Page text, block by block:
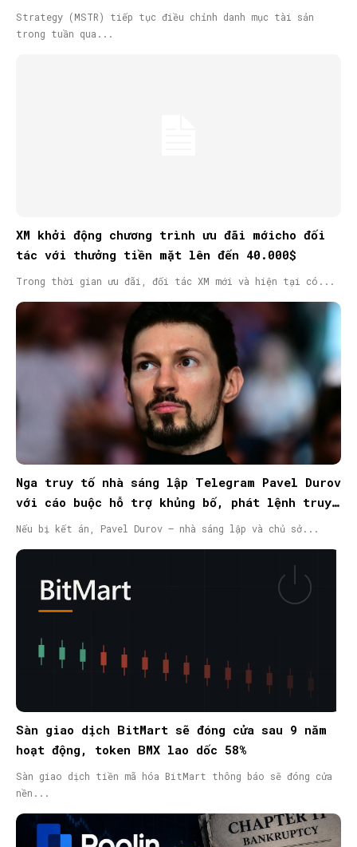
Strategy (MSTR) tiếp tục điều chỉnh danh mục tài sản
trong tuần qua...
XM khởi động chương trình ưu đãi mớicho đối
tác với thưởng tiền mặt lên đến 40.000$
Trong thời gian ưu đãi, đối tác XM mới và hiện tại có...
Nga truy tố nhà sáng lập Telegram Pavel Durov
với cáo buộc hỗ trợ khủng bố, phát lệnh truy
nã quốc tế
Nếu bị kết án, Pavel Durov – nhà sáng lập và chủ sở...
Sàn giao dịch BitMart sẽ đóng cửa sau 9 năm
hoạt động, token BMX lao dốc 58%
Sàn giao dịch tiền mã hóa BitMart thông báo sẽ đóng cửa
nền...